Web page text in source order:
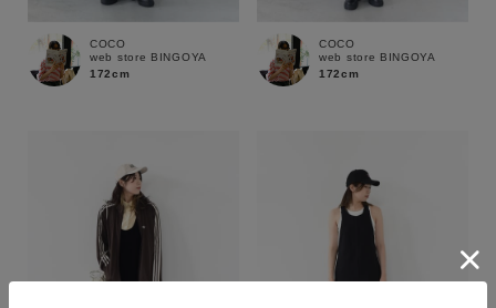
COCO
web store BINGOYA
172cm
COCO
web store BINGOYA
172cm